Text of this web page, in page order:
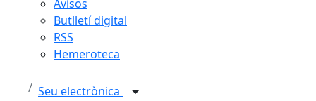
Avisos
Butlletí digital
RSS
Hemeroteca
Seu electrònica